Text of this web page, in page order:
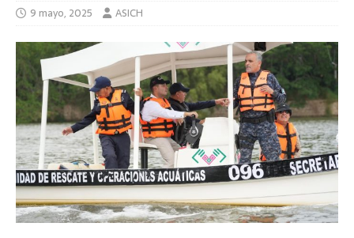
9 mayo, 2025 ASICH